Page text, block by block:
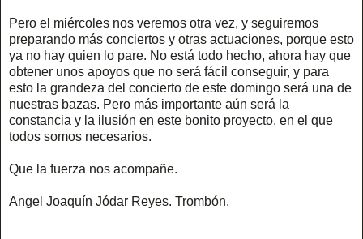
Pero el miércoles nos veremos otra vez, y seguiremos
preparando más conciertos y otras actuaciones, porque esto
ya no hay quien lo pare. No está todo hecho, ahora hay que
obtener unos apoyos que no será fácil conseguir, y para
esto la grandeza del concierto de este domingo será una de
nuestras bazas. Pero más importante aún será la
constancia y la ilusión en este bonito proyecto, en el que
todos somos necesarios.
Que la fuerza nos acompañe.
Angel Joaquín Jódar Reyes. Trombón.